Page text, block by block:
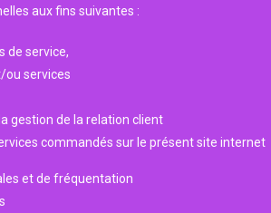
aux fins suivantes :
de service,
ou services
gestion de la relation client
commandés sur le présent site internet
et de fréquentation